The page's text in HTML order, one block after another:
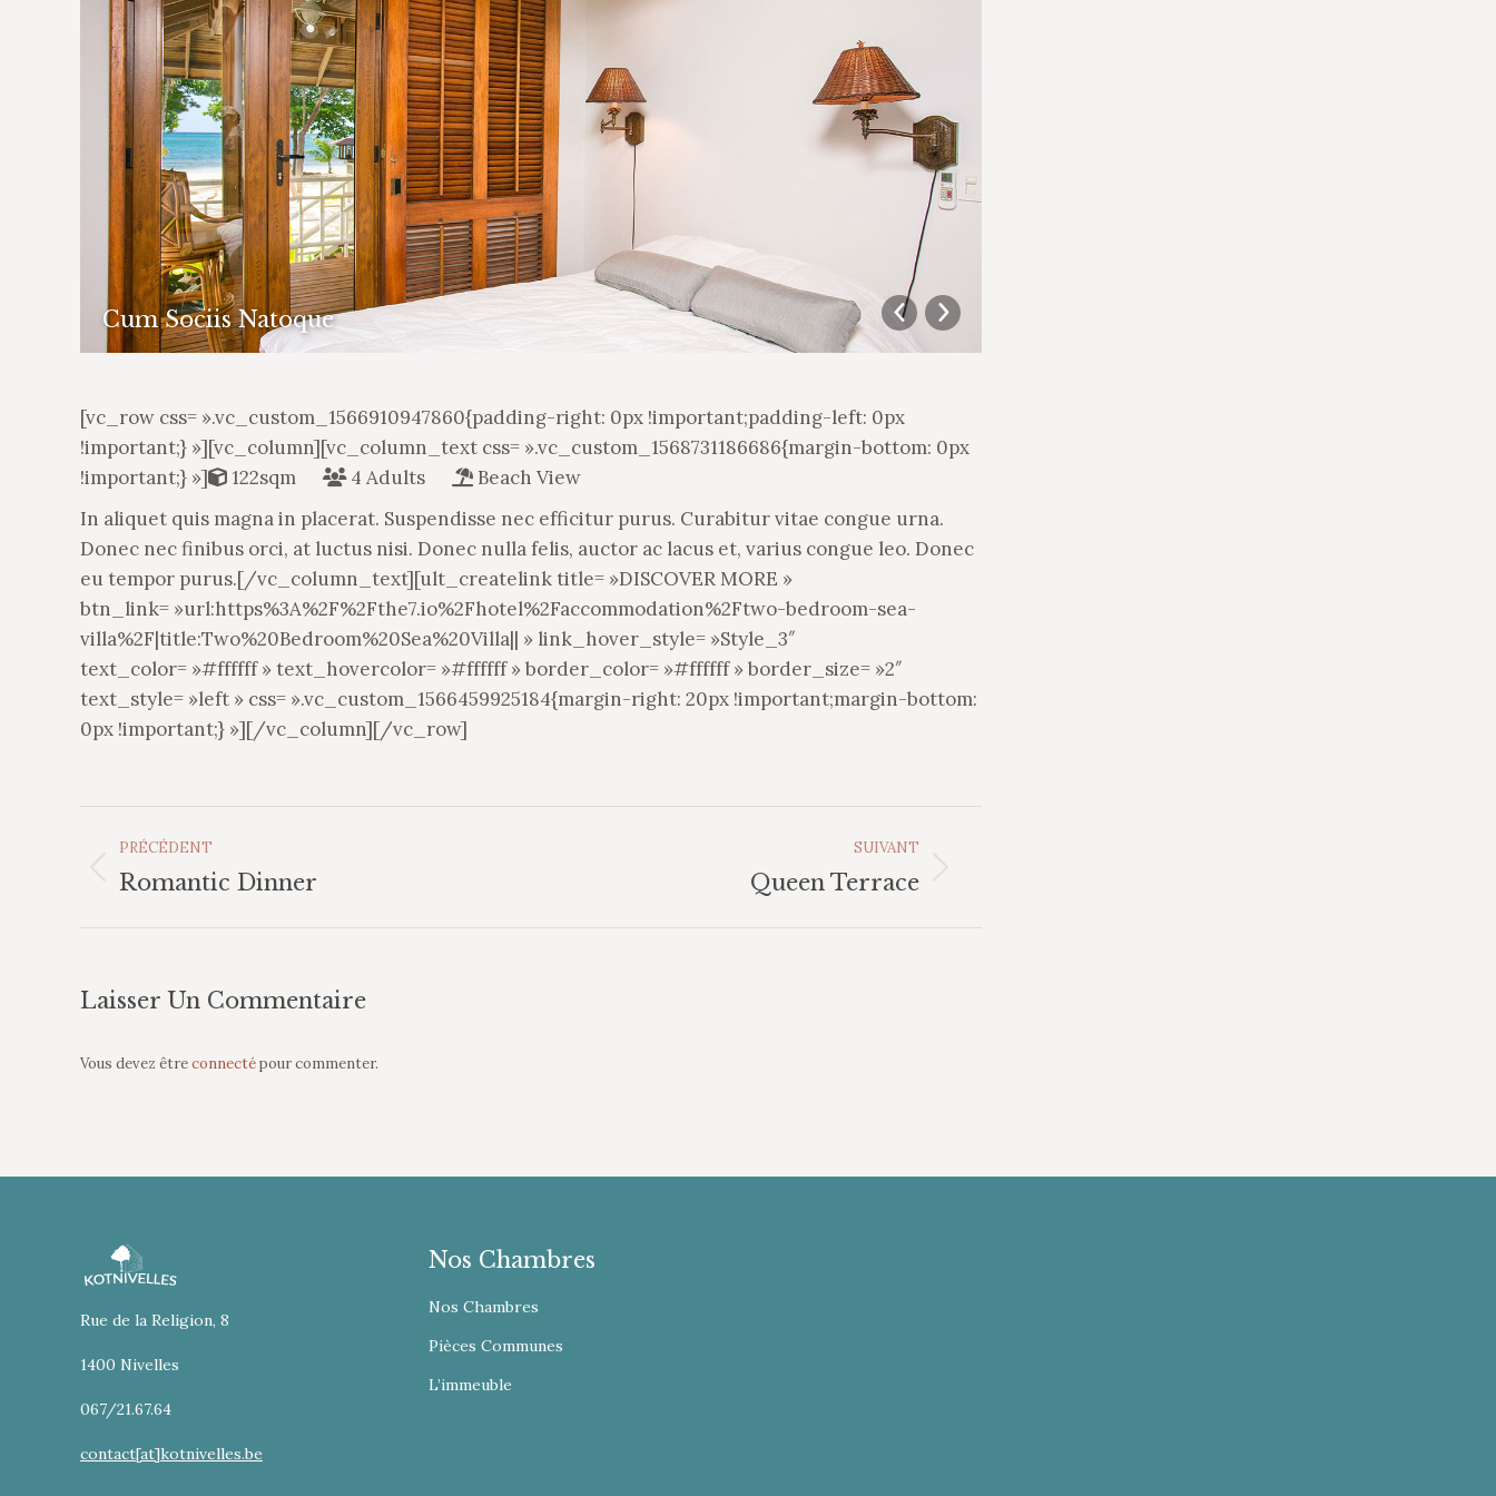
Cum Sociis Natoque
[vc_row css= ».vc_custom_1566910947860{padding-right: 0px !important;padding-left: 0px
!important;} »][vc_column][vc_column_text css= ».vc_custom_1568731186686{margin-bottom: 0px
!important;} »]
122sqm 4 Adults
Beach View
In aliquet quis magna in placerat. Suspendisse nec efficitur purus. Curabitur vitae congue urna.
Donec nec finibus orci, at luctus nisi. Donec nulla felis, auctor ac lacus et, varius congue leo. Donec
eu tempor purus.[/vc_column_text][ult_createlink title= »DISCOVER MORE »
btn_link= »url:https%3A%2F%2Fthe7.io%2Fhotel%2Faccommodation%2Ftwo-bedroom-sea-
villa%2F|title:Two%20Bedroom%20Sea%20Villa|| » link_hover_style= »Style_3″
text_color= »#ffffff » text_hovercolor= »#ffffff » border_color= »#ffffff » border_size= »2″
text_style= »left » css= ».vc_custom_1566459925184{margin-right: 20px !important;margin-bottom:
0px !important;} »][/vc_column][/vc_row]
Album
PRÉCÉDENT
Album
Romantic Dinner
SUIVANT
Queen Terrace
Laisser Un Commentaire
Vous devez êtreconnectépour commenter.
Rue de la Religion, 8
1400 Nivelles
067/21.67.64
contact[at]kotnivelles.be
Nos Chambres
Nos Chambres
Pièces Communes
L’immeuble